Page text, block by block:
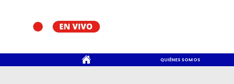
QUIÉNES SOMOS